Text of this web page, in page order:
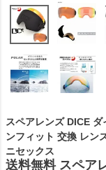
スペアレンズ DICE
ンフィット 交換 レン
ニセックス
送料無料 スペア